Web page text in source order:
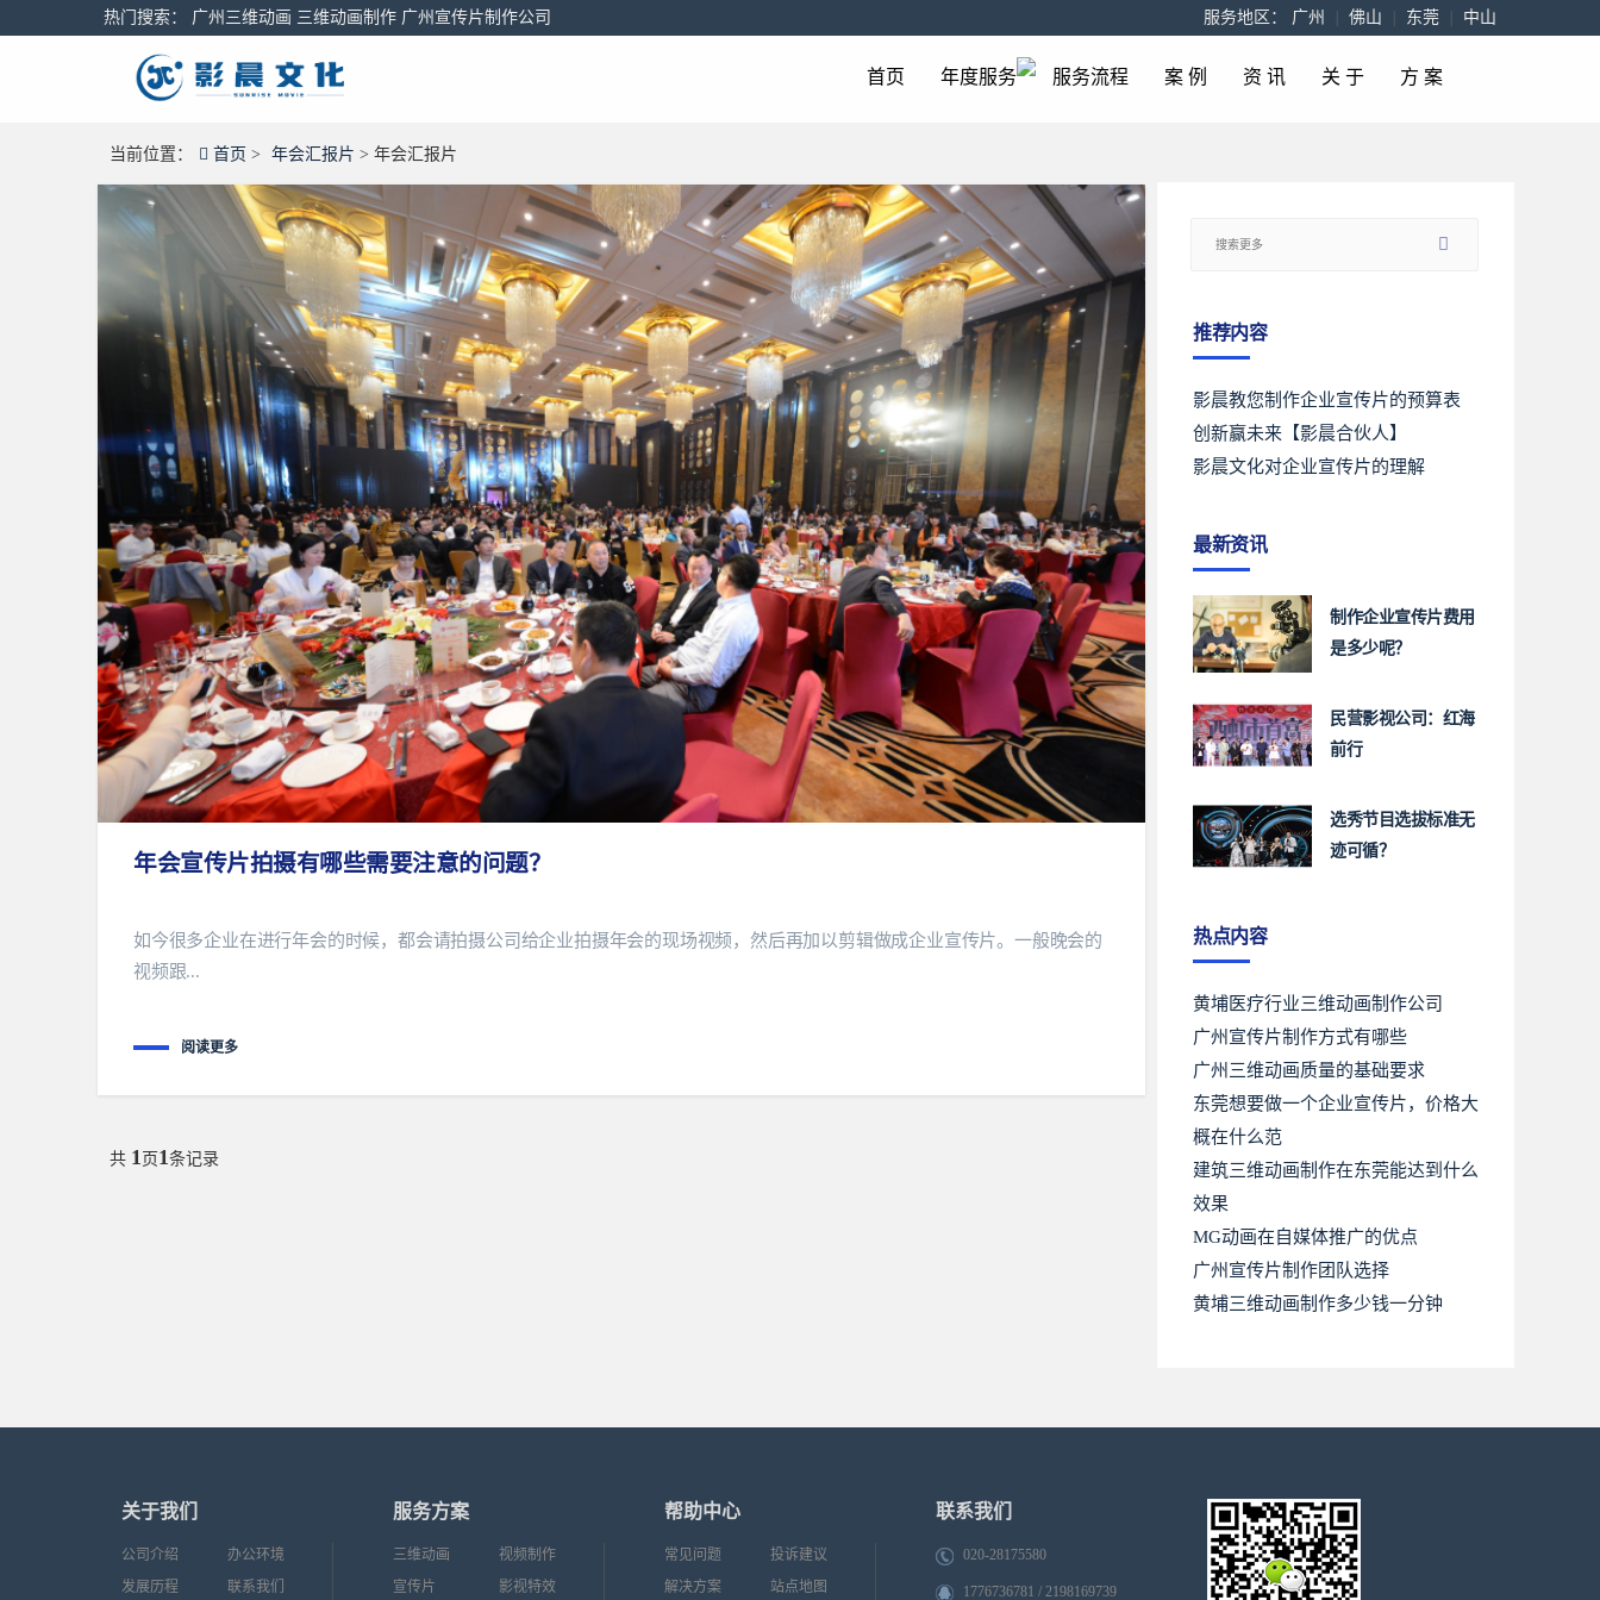
热门搜索 ： 广州三维动画 三维动画制作 广州宣传片制作公司 服务地区： 广州 佛山 东莞 中山
首页 年度服务 服务流程 案 例 资 讯 关 于 方 案
当前位置： 首页 > 年会汇报片 > 年会汇报片
年会宣传片拍摄有哪些需要注意的问题？
如今很多企业在进行年会的时候，都会请拍摄公司给企业拍摄年会的现场视频，然后再加以剪辑做成企业宣传片。一般晚会的
视频跟...
阅读更多
共 1 页1 条记录
推荐内容
影晨教您制作企业宣传片的预算表
创新赢未来【影晨合伙人】
影晨文化对企业宣传片的理解
最新资讯
制作企业宣传片费用
是多少呢？
民营影视公司：红海
前行
选秀节目选拔标准无
迹可循？
热点内容
黄埔医疗行业三维动画制作公司
广州宣传片制作方式有哪些
广州三维动画质量的基础要求
东莞想要做一个企业宣传片，价格大
概在什么范
建筑三维动画制作在东莞能达到什么
效果
MG动画在自媒体推广的优点
广州宣传片制作团队选择
黄埔三维动画制作多少钱一分钟
关于我们
公司介绍
发展历程
办公环境
联系我们
服务方案
三维动画
宣传片
视频制作
影视特效
帮助中心
常见问题
解决方案
投诉建议
站点地图
联系我们
020-28175580
1776736781 / 2198169739